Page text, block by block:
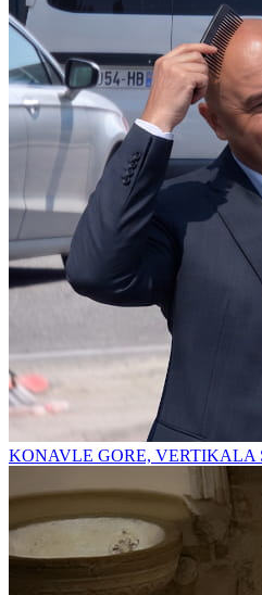
KONAVLE GORE, VERTIKALA